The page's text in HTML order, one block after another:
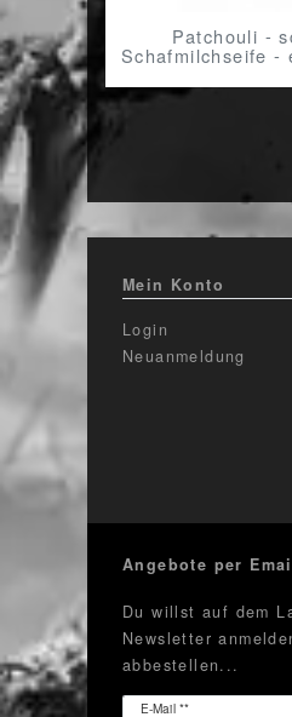
Patchouli -
Schafmilchseife -
Mein Konto
Login
Neuanmeldung
Angebote per
Du willst auf dem
Newsletter
abbestellen...
E-Mail **
Newsletter